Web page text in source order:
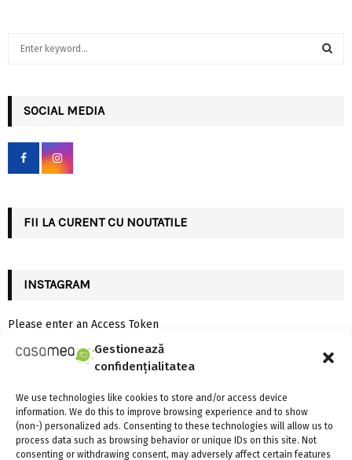
Gestionează
confidențialitatea
We use technologies like cookies to store and/or access device
information. We do this to improve browsing experience and to show
(non-) personalized ads. Consenting to these technologies will allow us to
process data such as browsing behavior or unique IDs on this site. Not
consenting or withdrawing consent, may adversely affect certain features
h
f
r
SOCIAL MEDIA
FII LA CURENT CU NOUTATILE
INSTAGRAM
Please enter an Access Token